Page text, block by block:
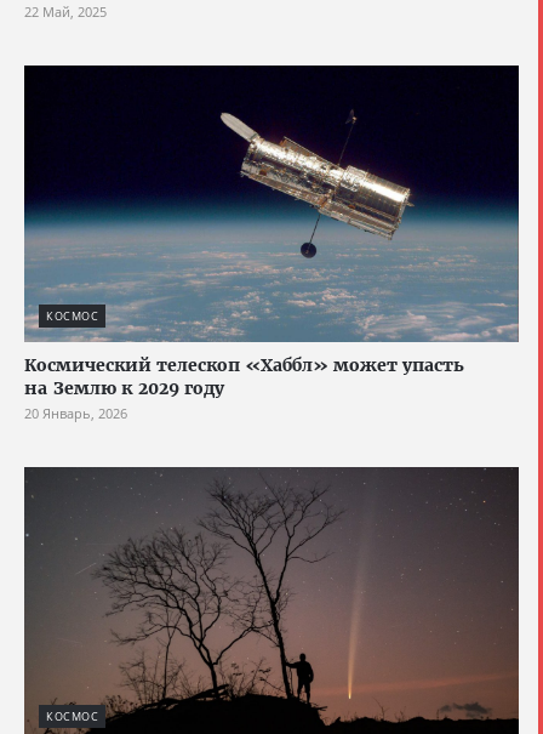
22 Май, 2025
КОСМОС
Космический телескоп «Хаббл» может упасть
на Землю к 2029 году
20 Январь, 2026
КОСМОС